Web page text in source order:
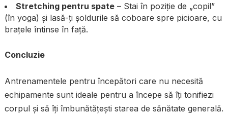
Stretching pentru spate– Stai în poziție de „copil”
(în yoga) și lasă-ți șoldurile să coboare spre picioare, cu
brațele întinse în față.
Concluzie
Antrenamentele pentru începători care nu necesită
echipamente sunt ideale pentru a începe să îți tonifiezi
corpul și să îți îmbunătățești starea de sănătate generală.